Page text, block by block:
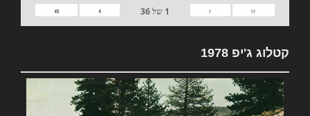
«
‹
1 של36
›
»
קטלוג ג'יפ 1978